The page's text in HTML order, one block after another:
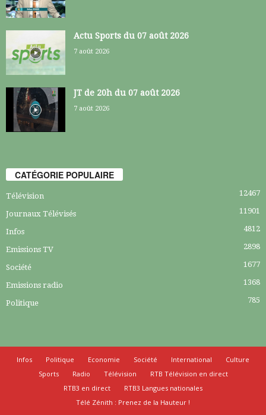
Actu Sports du 07 août 2026
7 août 2026
JT de 20h du 07 août 2026
7 août 2026
CATÉGORIE POPULAIRE
Télévision 12467
Journaux Télévisés 11901
Infos 4812
Emissions TV 2898
Société 1677
Emissions radio 1368
Politique 785
Infos Politique Economie Société International
Culture
Sports
Radio Télévision
RTB Télévision en direct
RTB3 en direct
RTB3 Langues nationales
Télé Zénith : Prenez de la Hauteur !